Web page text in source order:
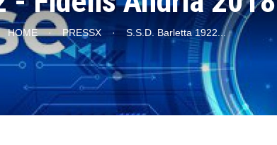
HOME · PRESSX · S.S.D. Barletta 1922...